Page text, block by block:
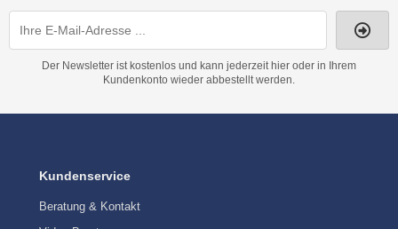
Der Newsletter ist kostenlos und kann jederzeit hier oder in Ihrem
Kundenkonto wieder abbestellt werden.
Kundenservice
Beratung & Kontakt